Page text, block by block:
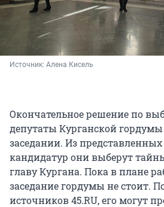
Источник: Алена Кисель
Окончательное решение по
депутаты Курганской
заседании. Из
кандидатур они выберут
главу Кургана. Пока в плане
заседание гордумы не стоит.
источников 45.RU, его могут